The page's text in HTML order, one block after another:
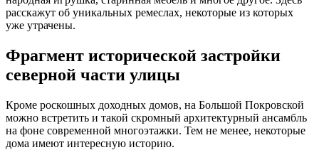
расскажут об уникальных ремеслах, некоторые из которых
уже утрачены.
Фрагмент исторической застройки
северной части улицы
Кроме роскошных доходных домов, на Большой Покровской
можно встретить и такой скромный архитектурный ансамбль
на фоне современной многоэтажки. Тем не менее, некоторые
дома имеют интересную историю.